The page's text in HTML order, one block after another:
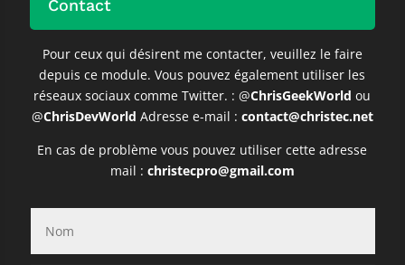
Contact
Pour ceux qui désirent me contacter, veuillez le faire
depuis ce module. Vous pouvez également utiliser les
réseaux sociaux comme Twitter. : @ChrisGeekWorld ou
@ChrisDevWorld Adresse e-mail : contact@christec.net
En cas de problème vous pouvez utiliser cette adresse
mail : christecpro@gmail.com